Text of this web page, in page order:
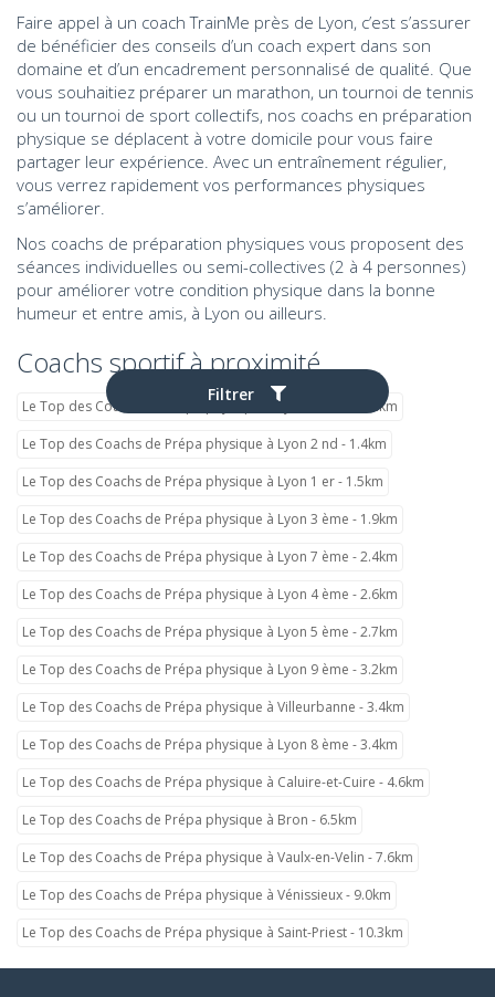
Filtrer
Faire appel à un coach TrainMe près de Lyon, c’est s’assurer
de bénéficier des conseils d’un coach expert dans son
domaine et d’un encadrement personnalisé de qualité. Que
vous souhaitiez préparer un marathon, un tournoi de tennis
ou un tournoi de sport collectifs, nos coachs en préparation
physique se déplacent à votre domicile pour vous faire
partager leur expérience. Avec un entraînement régulier,
vous verrez rapidement vos performances physiques
s’améliorer.
Nos coachs de préparation physiques vous proposent des
séances individuelles ou semi-collectives (2 à 4 personnes)
pour améliorer votre condition physique dans la bonne
humeur et entre amis, à Lyon ou ailleurs.
Coachs sportif à proximité
Le Top des Coachs de Prépa physique à Lyon 6 ème - 1.4km
Le Top des Coachs de Prépa physique à Lyon 2 nd - 1.4km
Le Top des Coachs de Prépa physique à Lyon 1 er - 1.5km
Le Top des Coachs de Prépa physique à Lyon 3 ème - 1.9km
Le Top des Coachs de Prépa physique à Lyon 7 ème - 2.4km
Le Top des Coachs de Prépa physique à Lyon 4 ème - 2.6km
Le Top des Coachs de Prépa physique à Lyon 5 ème - 2.7km
Le Top des Coachs de Prépa physique à Lyon 9 ème - 3.2km
Le Top des Coachs de Prépa physique à Villeurbanne - 3.4km
Le Top des Coachs de Prépa physique à Lyon 8 ème - 3.4km
Le Top des Coachs de Prépa physique à Caluire-et-Cuire - 4.6km
Le Top des Coachs de Prépa physique à Bron - 6.5km
Le Top des Coachs de Prépa physique à Vaulx-en-Velin - 7.6km
Le Top des Coachs de Prépa physique à Vénissieux - 9.0km
Le Top des Coachs de Prépa physique à Saint-Priest - 10.3km